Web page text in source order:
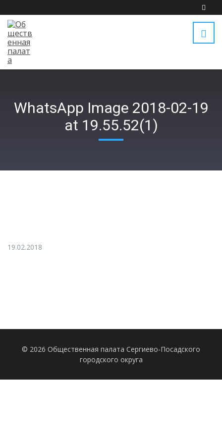
WhatsApp Image 2018-02-19
at 19.55.52(1)
19.02.2018
© 2026 Общественная палата Сергиево-Посадского
городского округа